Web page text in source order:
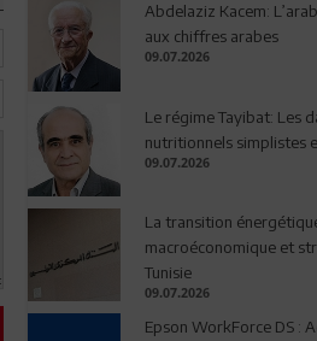
Abdelaziz Kacem:
aux chiffres arabes
09.07.2026
Le régime Tayibat: Les
nutritionnels simplistes
09.07.2026
La transition
macroéconomique et
Tunisie
09.07.2026
Epson WorkForce DS :